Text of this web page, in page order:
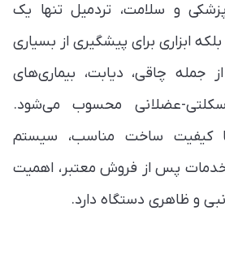
و سلامت، تردمیل تنها یک
ابزاری برای پیشگیری از بسیاری
جمله چاقی، دیابت، بیماری‌های
عضلانی محسوب می‌شود.
کیفیت ساخت مناسب، سیستم
خدمات پس از فروش معتبر، اهمیت
و ظاهری دستگاه دارد.